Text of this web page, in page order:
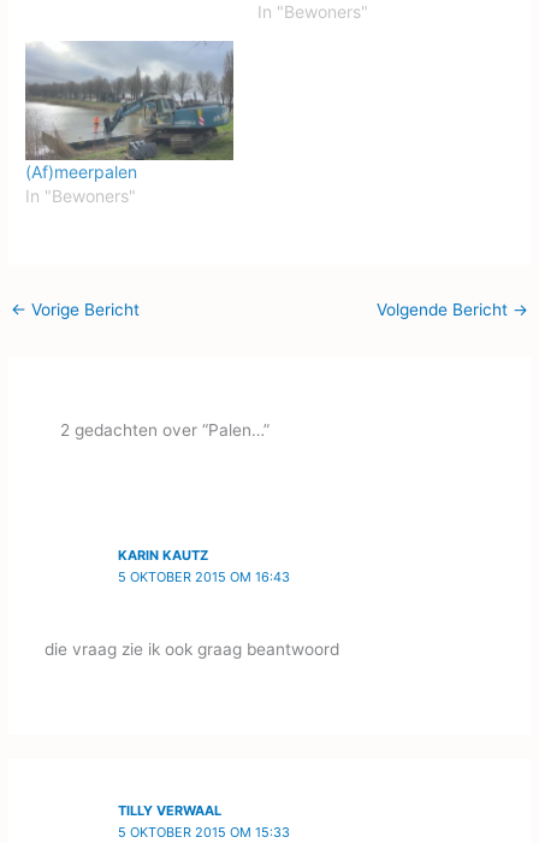
In "Bewoners"
(Af)meerpalen
In "Bewoners"
← Vorige Bericht Volgende Bericht →
2 gedachten over “Palen…”
KARIN KAUTZ
5 OKTOBER 2015 OM 16:43
die vraag zie ik ook graag beantwoord
TILLY VERWAAL
5 OKTOBER 2015 OM 15:33